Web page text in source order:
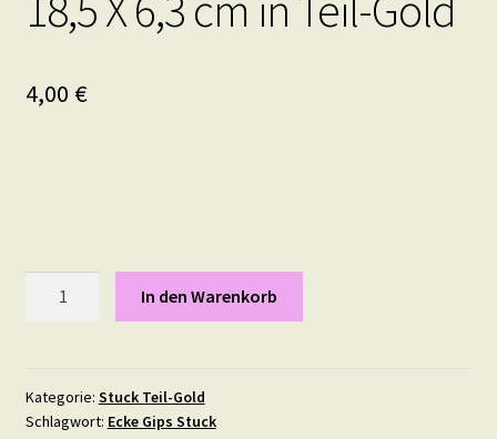
4,00 €
18,5
X
In den Warenkorb
Kategorie: Stuck Teil-Gold
Schlagwort: Ecke Gips Stuck